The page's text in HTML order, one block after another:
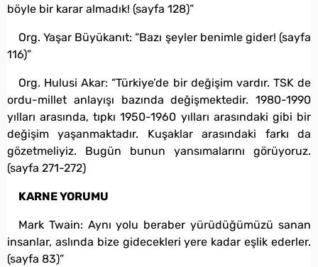
böyle bir karar almadık! (sayfa 128)”
Org. Yaşar Büyükanıt: “Bazı şeyler benimle gider! (sayfa
116)”
Org. Hulusi Akar: “Türkiye’de bir değişim vardır. TSK de
ordu-millet anlayışı bazında değişmektedir. 1980-1990
yılları arasında, tıpkı 1950-1960 yılları arasındaki gibi bir
değişim yaşanmaktadır. Kuşaklar arasındaki farkı da
gözetmeliyiz. Bugün bunun yansımalarını görüyoruz.
(sayfa 271-272)
KARNE YORUMU
Mark Twain: Aynı yolu beraber yürüdüğümüzü sanan
insanlar, aslında bize gidecekleri yere kadar eşlik ederler.
(sayfa 83)”